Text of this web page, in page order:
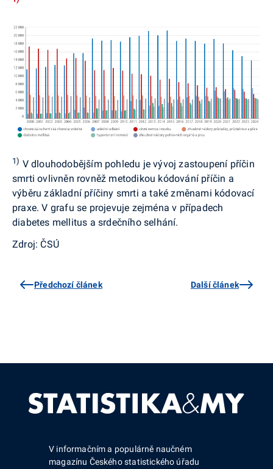
1) V dlouhodobějším pohledu je vývoj zastoupení příčin
smrti ovlivněn rovněž metodikou kódování příčin a
výběru základní příčiny smrti a také změnami kódovací
praxe. V grafu se projevuje zejména v případech
diabetes mellitus a srdečního selhání.
Zdroj: ČSÚ
Předchozí článek Další článek
V informačním a populárně naučném
magazínu Českého statistického úřadu